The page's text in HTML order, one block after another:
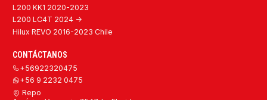
L200 KK1 2020-2023
L200 LC4T 2024 ->
Hilux REVO 2016-2023 Chile
CONTÁCTANOS
+56922320475
+56 9 2232 0475
Repo